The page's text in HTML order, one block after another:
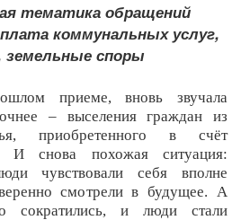
тематика обращений
коммунальных услуг,
споры
приеме, вновь звучала
– выселения граждан из
приобретенного в счёт
И снова похожая ситуация:
чувствовали себя вполне
смотрели в будущее. А
сократились, и люди стали